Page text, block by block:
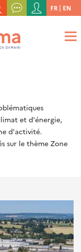
Menu
du
compte
de
FR EN
et d'énergie,
d'activité.
sur le thème Zone